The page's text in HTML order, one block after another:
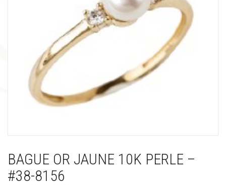
BAGUE OR JAUNE 10K PERLE –
#38-8156